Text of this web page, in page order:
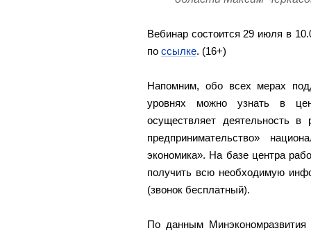
Вебинар состоится 29 июля в
по ссылке. (16+)
Напомним, обо всех мерах
уровнях можно узнать в
осуществляет деятельность
предпринимательство»
экономика». На базе центра
получить всю необходимую
(звонок бесплатный).
По данным Минэкономразвития